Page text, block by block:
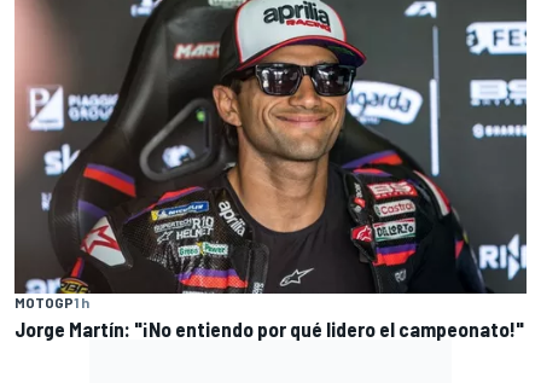
MOTOGP1 h
Jorge Martín: "¡No entiendo por qué lidero el campeonato!"